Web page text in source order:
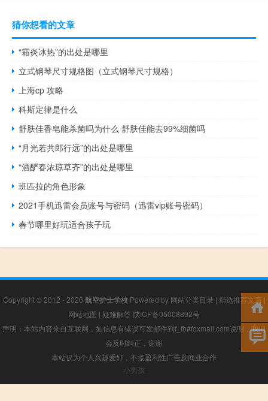
猜你想看的文章
“霜炎冰热”的出处是哪里
立式钢琴尺寸规格图（立式钢琴尺寸规格）
上海cp 攻略
科斯定律是什么
舒肤佳香皂能杀菌吗为什么 舒肤佳能去99%细菌吗
“月光若共郎行远”的出处是哪里
“酒酽春浓琼草齐”的出处是哪里
班匹拉的角色形象
2021手机迅雷会员账号与密码（迅雷vip账号密码）
春节哪里好玩适合孩子玩
Copyright © 2012 - 2026 航空护士学校Powered by 网站分类目录 | 精选推荐文章 |
网站地图 | 疑难解答 陕ICP备05008892号
声明：本站内容来自互联网，如信息有错误可发邮件到f_fb#foxmail.com说明，我们
会及时纠正，谢谢
本站仅为个人兴趣爱好，不接盈利性广告及商业合作
小男孩